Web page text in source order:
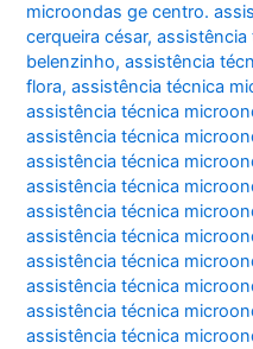
microondas ge centro.
cerqueira césar,assistência
belenzinho,assistência
flora,assistência técnica
assistência técnica
assistência técnica
assistência técnica
assistência técnica
assistência técnica
assistência técnica
assistência técnica
assistência técnica
assistência técnica
assistência técnica